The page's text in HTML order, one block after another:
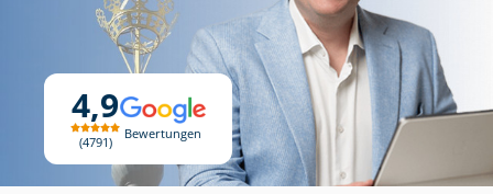
4,9
4791
Bewertungen